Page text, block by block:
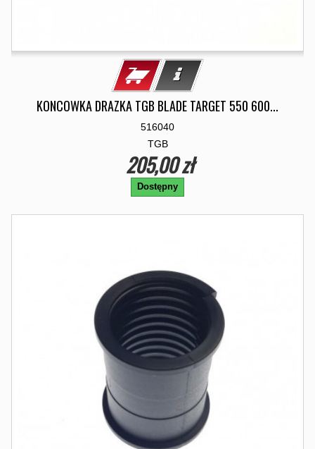
KONCOWKA DRAZKA TGB BLADE TARGET 550 600...
516040
TGB
205,00 zł
Dostępny